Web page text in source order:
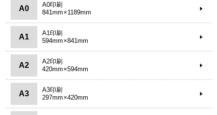
A0
A0印刷
841mm×1189mm
A1
A1印刷
594mm×841mm
A2
A2印刷
420mm×594mm
A3
A3印刷
297mm×420mm